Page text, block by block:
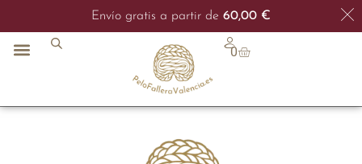
Envío 48/72h
0
Envío gratis a partir de 60,00 €